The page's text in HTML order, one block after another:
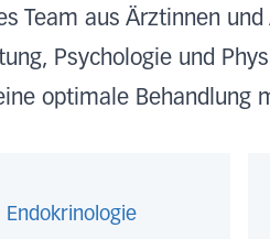
Team aus Ärztinnen
Psychologie und
optimale Behandlung
Endokrinologie